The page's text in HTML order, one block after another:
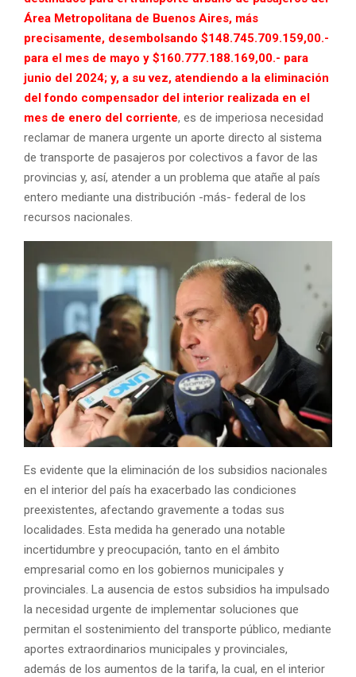
Área Metropolitana de Buenos Aires, más
precisamente, desembolsando $148.745.709.159,00.-
para el mes de mayo y $160.777.188.169,00.- para
junio del 2024; y, a su vez, atendiendo a la eliminación
del fondo compensador del interior realizada en el
mes de enero del corriente, es de imperiosa necesidad
reclamar de manera urgente un aporte directo al sistema
de transporte de pasajeros por colectivos a favor de las
provincias y, así, atender a un problema que atañe al país
entero mediante una distribución -más- federal de los
recursos nacionales.
Es evidente que la eliminación de los subsidios nacionales
en el interior del país ha exacerbado las condiciones
preexistentes, afectando gravemente a todas sus
localidades. Esta medida ha generado una notable
incertidumbre y preocupación, tanto en el ámbito
empresarial como en los gobiernos municipales y
provinciales. La ausencia de estos subsidios ha impulsado
la necesidad urgente de implementar soluciones que
permitan el sostenimiento del transporte público, mediante
aportes extraordinarios municipales y provinciales,
además de los aumentos de la tarifa, la cual, en el interior